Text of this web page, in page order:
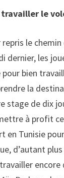
travailler le
le chemin
dernier, les
bien
la
stage de dix
à profit
en Tunisie
d’autant
encore